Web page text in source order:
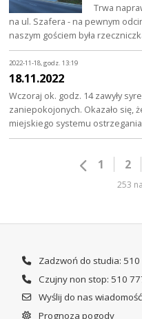
Trwa
na ul. Szafera - na pewnym
naszym gościem była
2022-11-18, godz. 13:19
18.11.2022
Wczoraj ok. godz. 14 zawyły
zaniepokojonych. Okazało się,
miejskiego systemu
1 2
253
Zadzwoń do studia:
Czujny non stop: 510
Wyślij do nas wiadomość
Prognoza pogody